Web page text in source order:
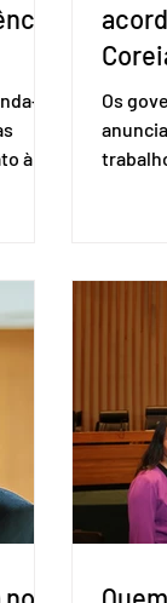
à
Os
que
dois
com a